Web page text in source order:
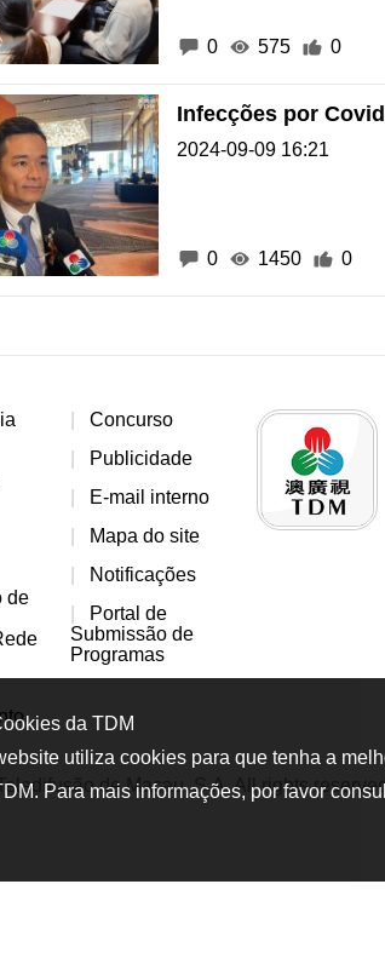
0 575 0
Infecções por
2024-09-09 16:21
0 1450 0
de
Concurso
Publicidade
E-mail interno
Mapa do site
Notificações
Portal de
Submissão de
Programas
de Macau, S.A. All rights
da TDM
utiliza cookies para que tenha a
Para mais informações, por favor